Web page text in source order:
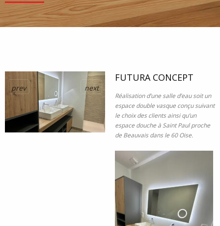
prev next
FUTURA CONCEPT
Réalisation d’une salle d’eau soit un
espace double vasque conçu suivant
le choix des clients ainsi qu’un
espace douche à Saint Paul proche
de Beauvais dans le 60 Oise.